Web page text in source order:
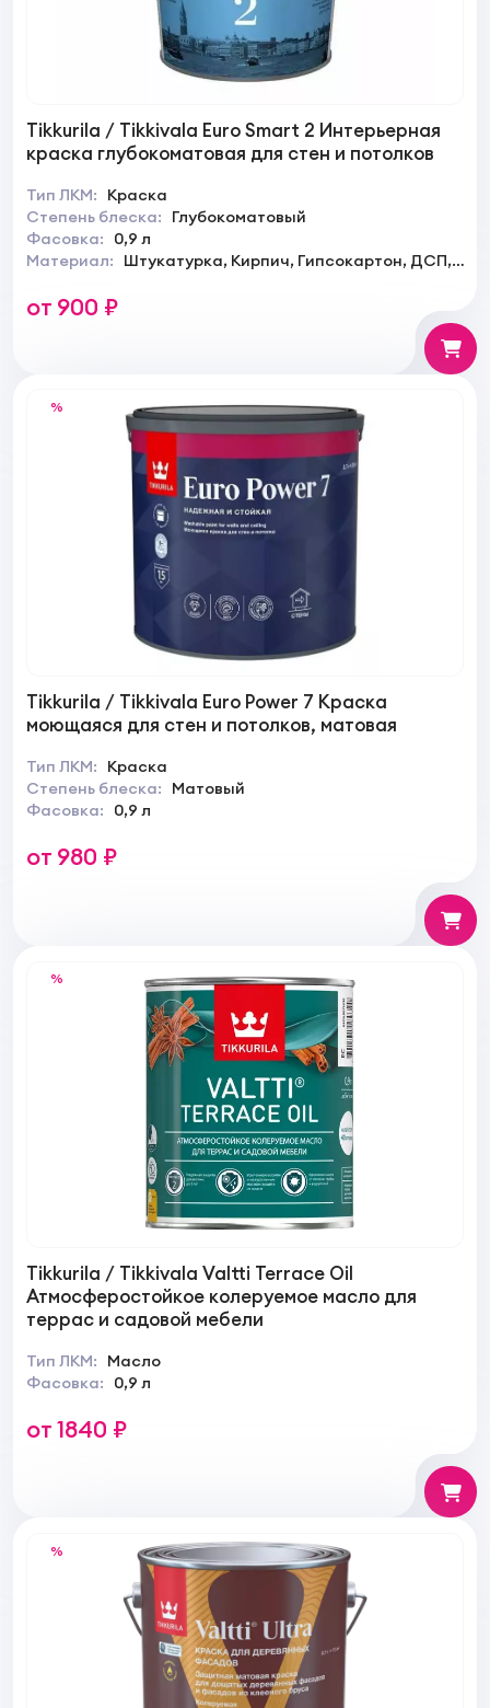
Tikkurila / Tikkivala Euro Smart 2 Интерьерная
краска глубокоматовая для стен и потолков
Тип ЛКМ:
Краска
Степень блеска:
Глубокоматовый
Фасовка:
0,9 л
Материал:
от 900 ₽
%
Tikkurila / Tikkivala Euro Power 7 Краска
моющаяся для стен и потолков, матовая
Тип ЛКМ:
Краска
Степень блеска:
Матовый
Фасовка:
0,9 л
от 980 ₽
%
Tikkurila / Tikkivala Valtti Terrace Oil
Атмосферостойкое колеруемое масло для
террас и садовой мебели
Тип ЛКМ:
Масло
Фасовка:
0,9 л
от 1840 ₽
%